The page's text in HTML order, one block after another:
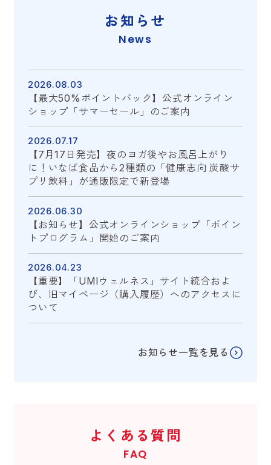
お知らせ
News
2026.08.03
【最大50%ポイントバック】公式オンライン
ショップ「サマーセール」のご案内
2026.07.17
【7月17日発売】夜のヨガ後やお風呂上がり
に！いなば食品から2種類の「健康志向 炭酸サ
プリ飲料」が通販限定で新登場
2026.06.30
【お知らせ】公式オンラインショップ「ポイン
トプログラム」開始のご案内
2026.04.23
【重要】「UMIウェルネス」サイト統合およ
び、旧マイページ（購入履歴）へのアクセスに
ついて
お知らせ一覧を見る
よくある質問
FAQ